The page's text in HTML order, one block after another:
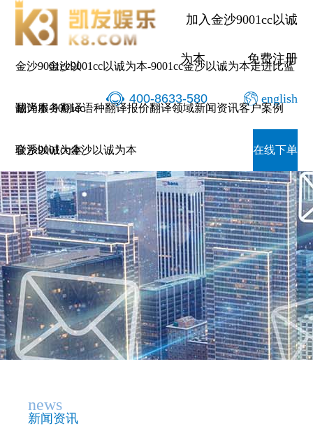
加入金沙9001cc以诚
为本 免费注册
400-8633-580 english
金沙9001cc以
诚为本-9001cc
金沙以诚为本
金沙9001cc以诚为本-9001cc金沙以诚为本走进比蓝
翻译服务翻译语种翻译报价翻译领域新闻资讯客户案例
联系9001cc金沙以诚为本 在线下单
news
新闻资讯